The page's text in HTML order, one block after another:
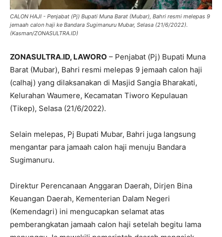
CALON HAJI - Penjabat (Pj) Bupati Muna Barat (Mubar), Bahri resmi melepas 9
jemaah calon haji ke Bandara Sugimanuru Mubar, Selasa (21/6/2022).
(Kasman/ZONASULTRA.ID)
ZONASULTRA.ID, LAWORO – Penjabat (Pj) Bupati Muna
Barat (Mubar), Bahri resmi melepas 9 jemaah calon haji
(calhaj) yang dilaksanakan di Masjid Sangia Bharakati,
Kelurahan Waumere, Kecamatan Tiworo Kepulauan
(Tikep), Selasa (21/6/2022).
Selain melepas, Pj Bupati Mubar, Bahri juga langsung
mengantar para jamaah calon haji menuju Bandara
Sugimanuru.
Direktur Perencanaan Anggaran Daerah, Dirjen Bina
Keuangan Daerah, Kementerian Dalam Negeri
(Kemendagri) ini mengucapkan selamat atas
pemberangkatan jamaah calon haji setelah begitu lama